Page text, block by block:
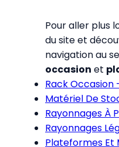
Pour aller plus
du site et
navigation au
occasion et
Rack Occasion
Matériel De
Rayonnages À
Rayonnages
Plateformes Et